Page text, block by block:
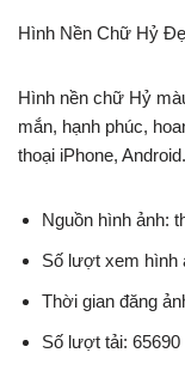
Hình Nền Chữ Hỷ
Hình nền chữ Hỷ
mắn, hạnh phúc,
thoại iPhone, Android.
Nguồn hình ảnh:
Số lượt xem hình
Thời gian đăng
Số lượt tải: 65690